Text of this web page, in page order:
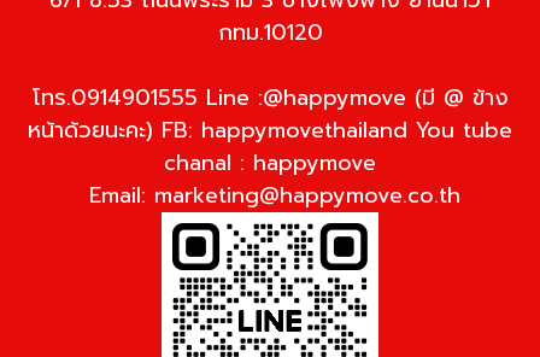
กทม.10120
โทร.0914901555 Line :@happymove (มี @ ข้าง
หน้าด้วยนะคะ) FB: happymovethailand You tube
chanal : happymove
Email: marketing@happymove.co.th